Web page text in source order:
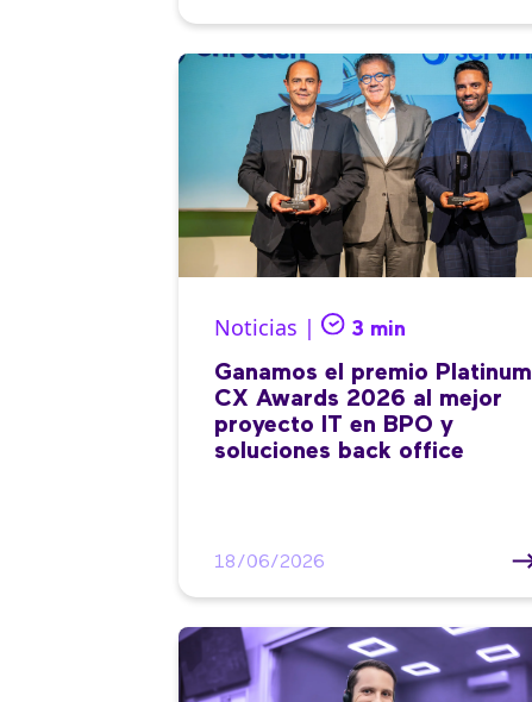
Noticias | 3 min
Ganamos el premio Platinum
CX Awards 2026 al mejor
proyecto IT en BPO y
soluciones back office
18/06/2026